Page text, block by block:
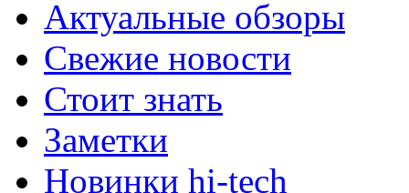
Актуальные обзоры
Свежие новости
Стоит знать
Заметки
Новинки hi-tech